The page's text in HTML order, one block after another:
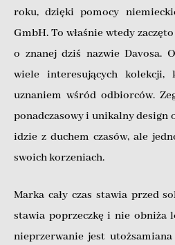
roku, dzięki pomocy
GmbH. To właśnie wtedy
o znanej dziś nazwie Davosa.
wiele interesujących kolekcji,
uznaniem wśród odbiorców.
ponadczasowy i unikalny design
idzie z duchem czasów, ale
swoich korzeniach.
Marka cały czas stawia przed
stawia poprzeczkę i nie obniża
nieprzerwanie jest